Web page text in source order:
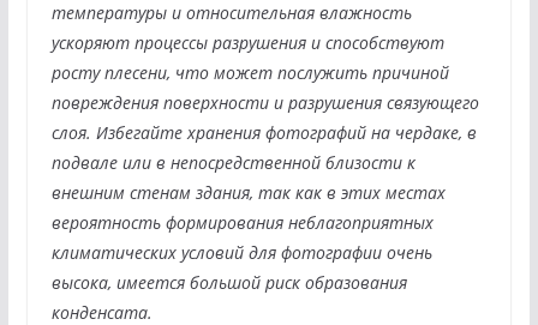
температуры и относительная влажность
ускоряют процессы разрушения и способствуют
росту плесени, что может послужить причиной
повреждения поверхности и разрушения связующего
слоя. Избегайте хранения фотографий на чердаке, в
подвале или в непосредственной близости к
внешним стенам здания, так как в этих местах
вероятность формирования неблагоприятных
климатических условий для фотографии очень
высока, имеется большой риск образования
конденсата.